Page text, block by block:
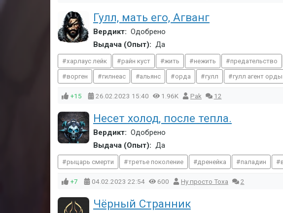
Гулл, мать его, Агванг
Вердикт: Одобрено
Выдача (Опыт): Да
харлаус лейк райн куст жить нежить предательство
ворген гилнеас альянс орда гулл гулл агент орды
+15 26.02.2023 15:40 1.96K Pak 12
Несет холод, после тепла.
Вердикт: Одобрено
Выдача (Опыт): Да
рыцарь смерти третье поколение дренейка паладин
+7 04.02.2023 22:54 600 Ну просто Тоха 2
Чёрный Странник